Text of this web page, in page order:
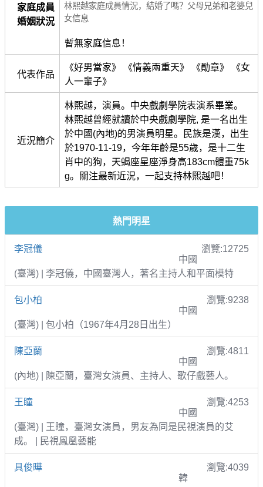
家庭成員
婚姻狀況
林熙越家庭成員情況，結婚了嗎？父母兄弟和老婆兒
女信息
暫無家庭信息！
代表作品
《好男當家》 《情義兩重天》 《勛章》 《女
人一輩子》
近況簡介
林熙越，演員。中央戲劇學院表演系畢業。
林熙越曾經就讀於中央戲劇學院, 是一名出生
於中國(內地)的男演員明星。民族是漢，出生
於1970-11-19，今年年齡是55歲，是十二生
肖中的狗，天蝎座星座淨身高183cm體重75k
g。關注最新近況，一起支持林熙越吧！
熱門明星
李冠儀
瀏覽:12725
中國
(臺灣) | 李冠儀，中國臺灣人，著名主持人和平面模特
包小柏
瀏覽:9238
中國
(臺灣) | 包小柏（1967年4月28日出生）
陳亞蘭
瀏覽:4811
中國
(內地) | 陳亞蘭，臺灣女演員、主持人、歌仔戲藝人。
王瞳
瀏覽:4253
中國
(臺灣) | 王瞳，臺灣女演員，男友為同是民視演員的艾
成。 | 民視鳳凰藝能
具俊曄
瀏覽:4039
韓